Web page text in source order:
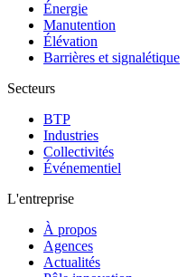
Énergie
Manutention
Élévation
Barrières et signalétique
Secteurs
BTP
Industries
Collectivités
Événementiel
L'entreprise
À propos
Agences
Actualités